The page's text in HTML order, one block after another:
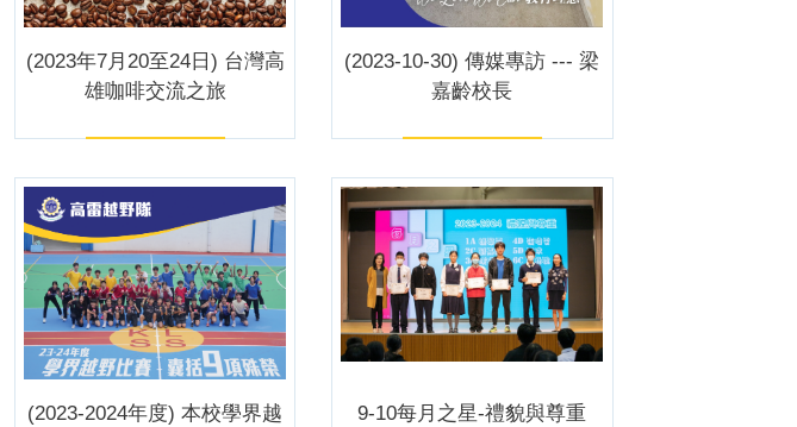
(2023年7月20至24日) 台灣高
雄咖啡交流之旅
(2023-10-30) 傳媒專訪 --- 梁
嘉齡校長
(2023-2024年度) 本校學界越
9-10每月之星-禮貌與尊重